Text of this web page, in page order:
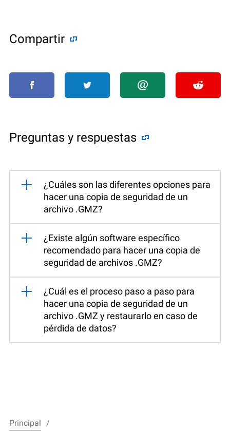
Compartir
Preguntas y respuestas
¿Cuáles son las diferentes opciones para
hacer una copia de seguridad de un
archivo .GMZ?
¿Existe algún software específico
recomendado para hacer una copia de
seguridad de archivos .GMZ?
¿Cuál es el proceso paso a paso para
hacer una copia de seguridad de un
archivo .GMZ y restaurarlo en caso de
pérdida de datos?
Principal